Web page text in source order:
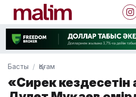
Басты Қоғам
«Сирек кездесетін